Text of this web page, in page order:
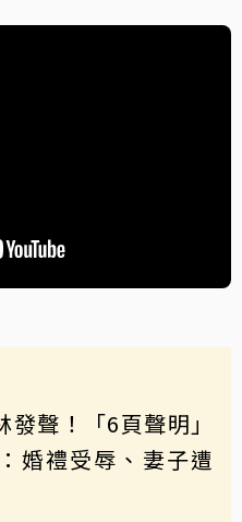
聲！「6頁聲明」
婚禮受辱、妻子遭